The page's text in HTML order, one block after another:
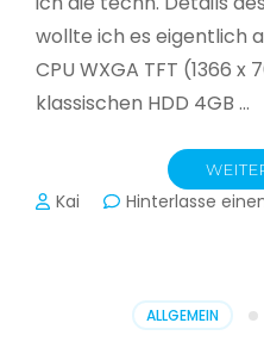
wollte ich es eigentlich
CPU WXGA TFT (1366 x
klassischen HDD 4GB …
Kai Hinterlasse
ALLGEMEIN